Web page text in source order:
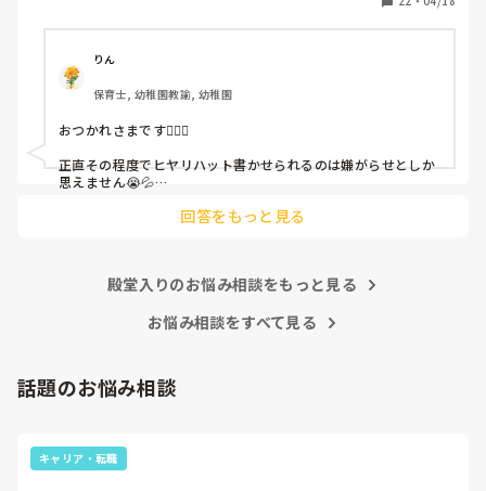
ちゃんと考えて対策を練って書き込むようにと。
呼ばれて一緒に対策を考えさせられること多数
これだけで30〜40分拘束されて辛いです
皆さんの園はどうですか?
りん
保育士, 幼稚園教諭, 幼稚園
おつかれさまです🙇🏻‍♀️
正直その程度でヒヤリハット書かせられるのは嫌がらせとしか
思えません😭💦
回答をもっと見る
殿堂入りのお悩み相談をもっと見る
お悩み相談をすべて見る
話題のお悩み相談
キャリア・転職